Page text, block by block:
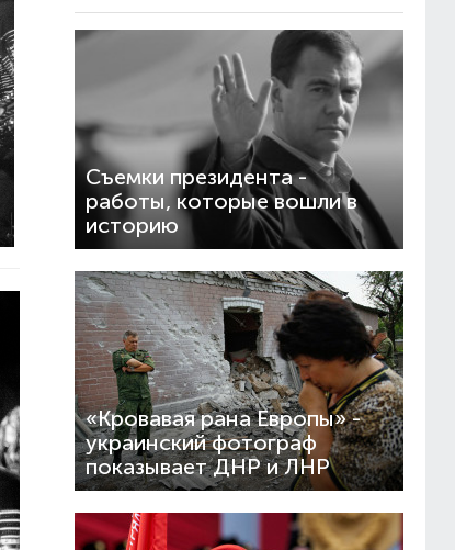
Съемки президента -
работы, которые вошли в
историю
«Кровавая рана Европы» -
украинский фотограф
показывает ДНР и ЛНР